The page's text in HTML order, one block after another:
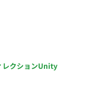
レクションUnity